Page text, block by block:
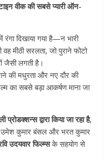
वीक की सबसे प्यारी ऑन-
रंगा दिखाया गया है—न भारी
मीठी सरलता, जो पुराने फोटो
जैसी लगती है।
की मधुरता और नए दौर की
का सबसे बड़ा आकर्षण माना जा
द्वारा किया जा रहा है,
उमेश कुमार बंसल और भरत कुमार
उदयवार फिल्म्सके सहयोग से